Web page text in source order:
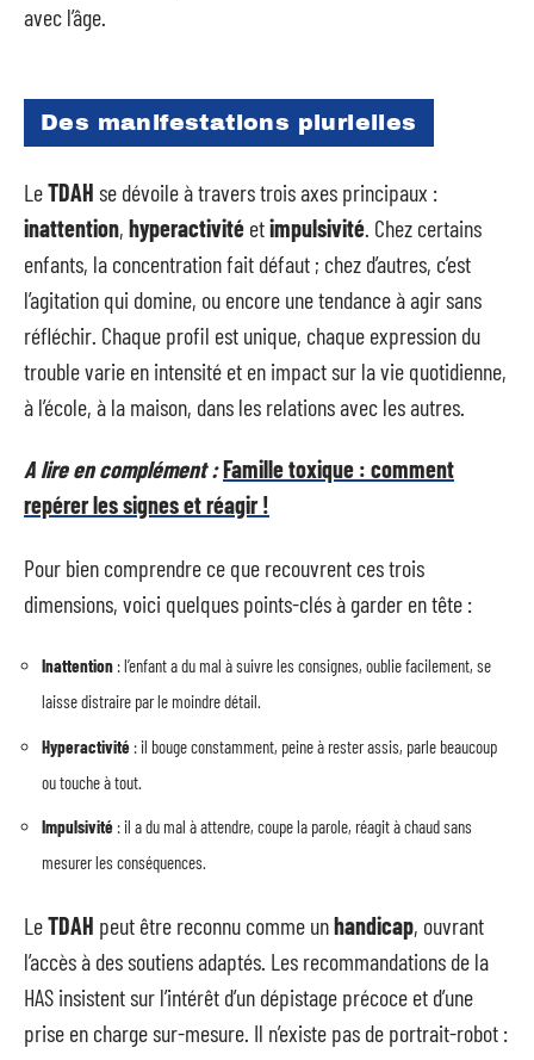
avec l’âge.
Des manifestations plurielles
LeTDAH se dévoile à travers trois axes principaux :
inattention, hyperactivité etimpulsivité . Chez certains
enfants, la concentration fait défaut ; chez d’autres, c’est
l’agitation qui domine, ou encore une tendance à agir sans
réfléchir. Chaque profil est unique, chaque expression du
trouble varie en intensité et en impact sur la vie quotidienne,
à l’école, à la maison, dans les relations avec les autres.
A lire en complément :Famille toxique : comment
repérer les signes et réagir !
Pour bien comprendre ce que recouvrent ces trois
dimensions, voici quelques points-clés à garder en tête :
Inattention : l’enfant a du mal à suivre les consignes, oublie facilement, se
laisse distraire par le moindre détail.
Hyperactivité : il bouge constamment, peine à rester assis, parle beaucoup
ou touche à tout.
Impulsivité : il a du mal à attendre, coupe la parole, réagit à chaud sans
mesurer les conséquences.
LeTDAH peut être reconnu comme unhandicap, ouvrant
l’accès à des soutiens adaptés. Les recommandations de la
HAS insistent sur l’intérêt d’un dépistage précoce et d’une
prise en charge sur-mesure. Il n’existe pas de portrait-robot :